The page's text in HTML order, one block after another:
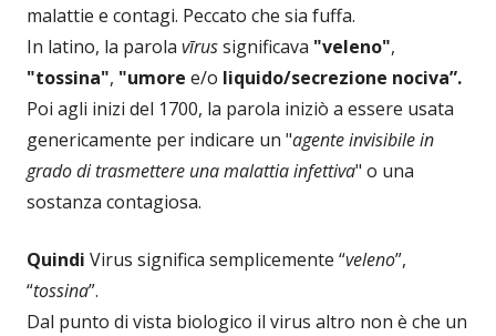
malattie e contagi. Peccato che sia fuffa.
In latino, la parola vīrussignificava "veleno",
"tossina", "umore e/o liquido/secrezione nociva”.
Poi agli inizi del 1700, la parola iniziò a essere usata
genericamente per indicare un "agente invisibile in
grado di trasmettere una malattia infettiva" o una
sostanza contagiosa.
Quindi Virus significa semplicemente “veleno”,
“tossina”.
Dal punto di vista biologico il virus altro non è che un